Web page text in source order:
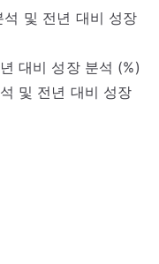
및 전년 대비 성장
대비 성장 분석 (%)
및 전년 대비 성장